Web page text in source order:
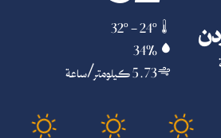
34%
5.73 كيلومتر/ساعة